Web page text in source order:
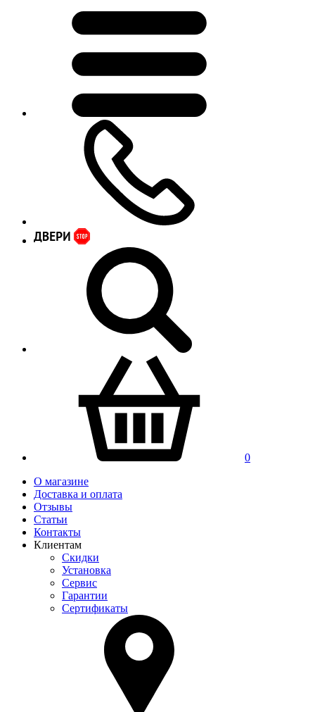
0
О магазине
Доставка и оплата
Отзывы
Статьи
Контакты
Клиентам
Скидки
Установка
Сервис
Гарантии
Сертификаты